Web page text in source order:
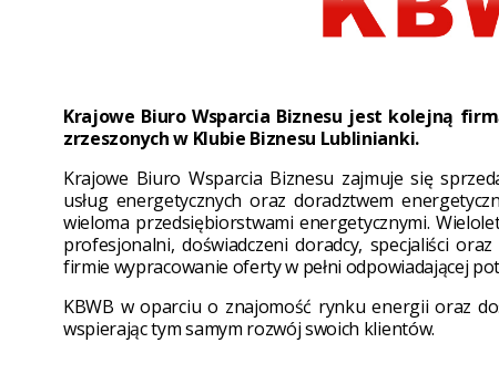
Krajowe Biuro Wsparcia Biznesu jest kolejną
zrzeszonych w Klubie Biznesu Lublinianki.
Krajowe Biuro Wsparcia Biznesu zajmuje się
usług energetycznych oraz doradztwem
wieloma przedsiębiorstwami energetycznymi.
profesjonalni, doświadczeni doradcy, specjaliści
firmie wypracowanie oferty w pełni odpowiadającej
KBWB w oparciu o znajomość rynku energii oraz
wspierając tym samym rozwój swoich klientów.